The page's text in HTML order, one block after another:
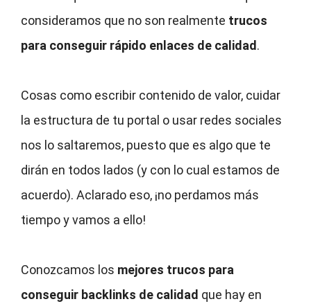
consideramos que no son realmente trucos
para conseguir rápido enlaces de calidad.
Cosas como escribir contenido de valor, cuidar
la estructura de tu portal o usar redes sociales
nos lo saltaremos, puesto que es algo que te
dirán en todos lados (y con lo cual estamos de
acuerdo). Aclarado eso, ¡no perdamos más
tiempo y vamos a ello!
Conozcamos los mejores trucos para
conseguir backlinks de calidad que hay en